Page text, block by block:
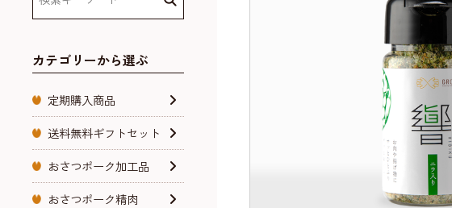
カテゴリーから選ぶ
定期購入商品
送料無料ギフトセット
おさつポーク加工品
おさつポーク精肉